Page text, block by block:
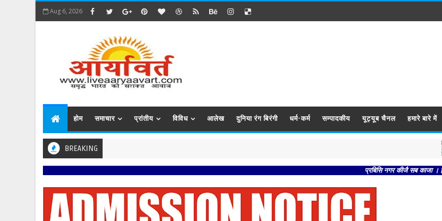
Aug 6, 2026
होम समाचार प्रांतीय विविध आलेख दुनिया रंग बिरंगी धर्म-कर्म सम्पादकीय यूट्यूब चैनल हमारे बारे में
BREAKING
प्रबिसि नगर कीजै सब काजा । हृदय